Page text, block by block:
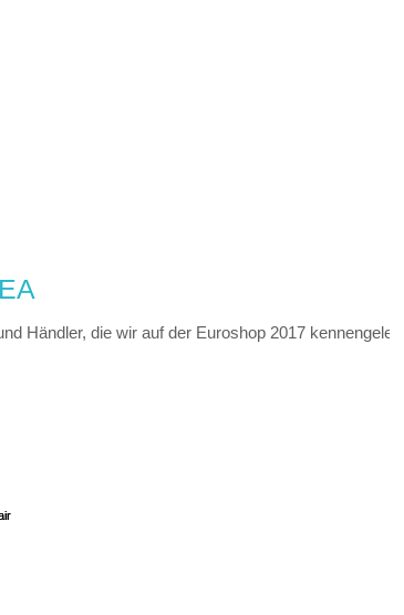
Händler, die wir auf der Euroshop 2017 kennengelernt